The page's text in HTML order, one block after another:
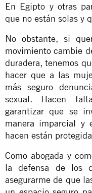
En Egipto y otras
que no están solas y
No obstante, si
movimiento cambie
duradera, tenemos
hacer que a las
más seguro
sexual. Hacen
garantizar que se
manera imparcial y
hacen están
Como abogada y
la defensa de los
asegurarme de que